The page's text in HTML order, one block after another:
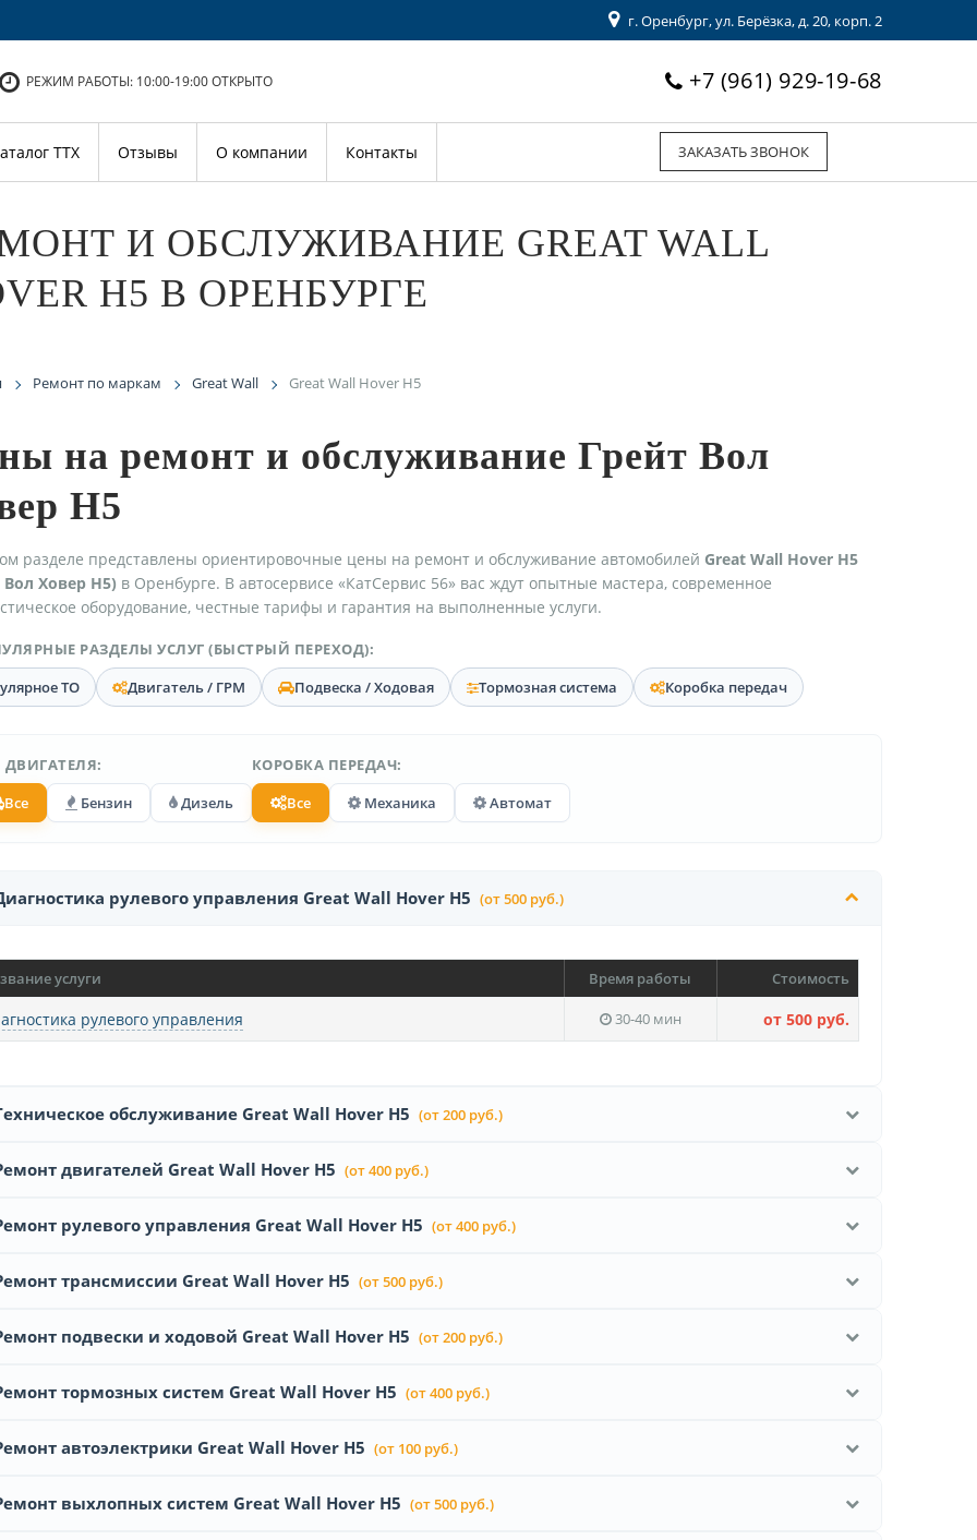
г. Оренбург, ул. Берёзка, д. 20, корп. 2
+7 (961) 929-19-68
РЕЖИМ РАБОТЫ: 10:00-19:00ОТКРЫТО
ЗАКАЗАТЬ ЗВОНОК
ТТХ Отзывы О компании Контакты
И ОБСЛУЖИВАНИЕ GREAT WALL
H5 В ОРЕНБУРГЕ
Ремонт по маркам Great Wall Great Wall Hover H5
на ремонт и обслуживание Грейт Вол
H5
разделе представлены ориентировочные цены на ремонт и обслуживание автомобилей Great Wall Hover H5
Ховер H5) в Оренбурге. В автосервисе «КатСервис 56» вас ждут опытные мастера, современное
оборудование, честные тарифы и гарантия на выполненные услуги.
РАЗДЕЛЫ УСЛУГ (БЫСТРЫЙ ПЕРЕХОД):
ТО
Двигатель / ГРМ Подвеска / Ходовая Тормозная система Коробка передач
Все
Бензин Дизель
КОРОБКА ПЕРЕДАЧ:
Все
Механика Автомат
рулевого управления Great Wall Hover H5 (от 500 руб.)
услуги Время работы Стоимость
рулевого управления 30-40 мин от 500 руб.
обслуживание Great Wall Hover H5 (от 200 руб.)
двигателей Great Wall Hover H5 (от 400 руб.)
рулевого управления Great Wall Hover H5 (от 400 руб.)
трансмиссии Great Wall Hover H5 (от 500 руб.)
подвески и ходовой Great Wall Hover H5 (от 200 руб.)
тормозных систем Great Wall Hover H5 (от 400 руб.)
автоэлектрики Great Wall Hover H5 (от 100 руб.)
выхлопных систем Great Wall Hover H5 (от 500 руб.)